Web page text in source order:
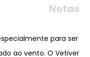
Notas
para ser
ao vento. O Vetiver